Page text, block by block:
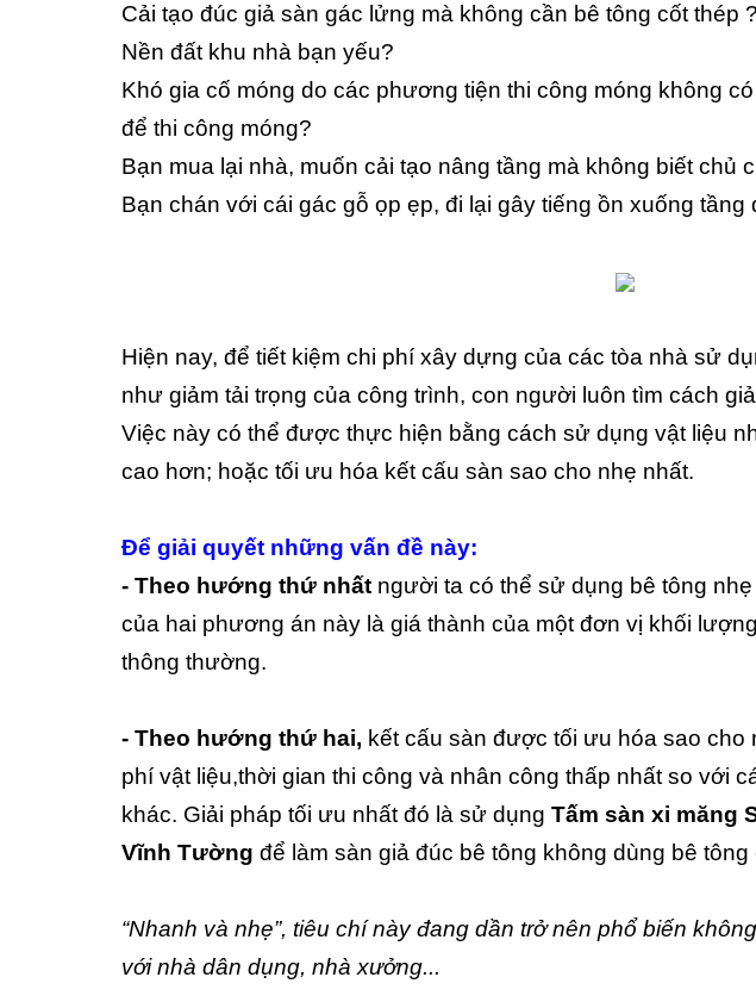
Cải tạo đúc giả sàn gác lửng mà không cần bê tông cốt thép ?
Nền đất khu nhà bạn yếu?
Khó gia cố móng do các phương tiện thi công móng không
để thi công móng?
Bạn mua lại nhà, muốn cải tạo nâng tầng mà không biết chủ
Bạn chán với cái gác gỗ ọp ẹp, đi lại gây tiếng ồn xuống tầng
Hiện nay, để tiết kiệm chi phí xây dựng của các tòa nhà sử
như giảm tải trọng của công trình, con người luôn tìm cách
Việc này có thể được thực hiện bằng cách sử dụng vật liệu
cao hơn; hoặc tối ưu hóa kết cấu sàn sao cho nhẹ nhất.
Để giải quyết những vấn đề này:
- Theo hướng thứ nhất người ta có thể sử dụng bê tông
của hai phương án này là giá thành của một đơn vị khối
thông thường.
- Theo hướng thứ hai, kết cấu sàn được tối ưu hóa sao
phí vật liệu,thời gian thi công và nhân công thấp nhất so với
khác. Giải pháp tối ưu nhất đó là sử dụng Tấm sàn xi măng
Vĩnh Tường để làm sàn giả đúc bê tông không dùng bê tông
“Nhanh và nhẹ”, tiêu chí này đang dần trở nên phổ biến
với nhà dân dụng, nhà xưởng...